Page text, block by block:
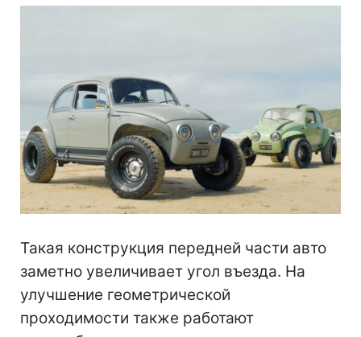
Такая конструкция передней части авто
заметно увеличивает угол въезда. На
улучшение геометрической
проходимости также работают